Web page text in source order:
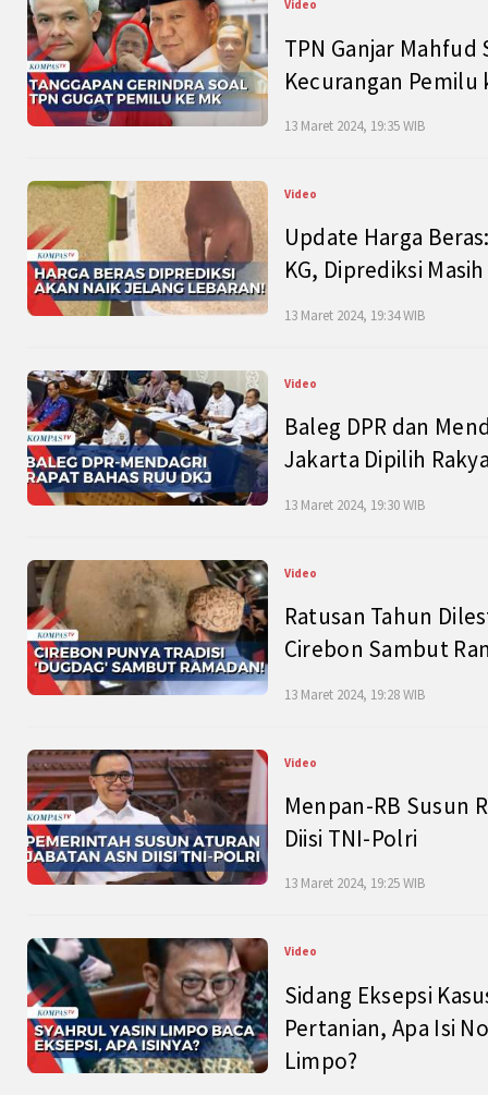
Video
TPN Ganjar Mahfud
Kecurangan Pemilu
13 Maret 2024, 19:35 WIB
Video
Update Harga
KG, Diprediksi
13 Maret 2024, 19:34 WIB
Video
Baleg DPR dan
Jakarta Dipilih
13 Maret 2024, 19:30 WIB
Video
Ratusan Tahun
Cirebon Sambut
13 Maret 2024, 19:28 WIB
Video
Menpan-RB Susun
Diisi TNI-Polri
13 Maret 2024, 19:25 WIB
Video
Sidang Eksepsi
Pertanian, Apa Isi
Limpo?